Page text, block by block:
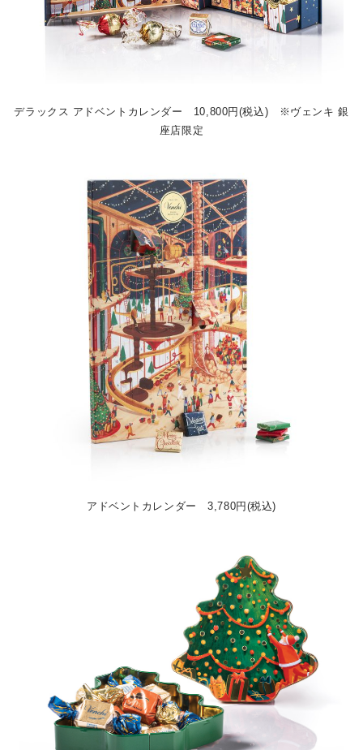
デラックス アドベントカレンダー 10,800円(税込) ※ヴェンキ 銀
座店限定
アドベントカレンダー 3,780円(税込)